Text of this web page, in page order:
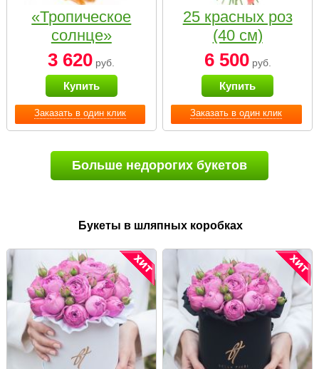
Заказать в один клик
«Тропическое
солнце»
3 620 руб.
Купить
Заказать в один клик
25 красных роз
(40 см)
6 500руб.
Купить
Больше недорогих букетов
Букеты в шляпных коробках